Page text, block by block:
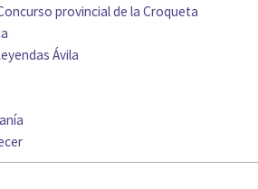
provincial de la Croqueta
Ávila